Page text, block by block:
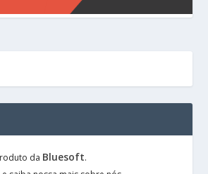
da Bluesoft.